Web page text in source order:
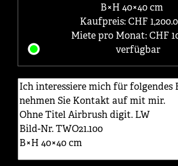
B×H 40×40 cm
Kaufpreis: CHF
Miete pro Monat: CHF
verfügbar